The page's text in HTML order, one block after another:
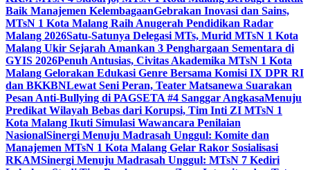
Baik Manajemen KelembagaanGebrakan Inovasi dan Sains,
MTsN 1 Kota Malang Raih Anugerah Pendidikan Radar
Malang 2026Satu-Satunya Delegasi MTs, Murid MTsN 1 Kota
Malang Ukir Sejarah Amankan 3 Penghargaan Sementara di
GYIS 2026Penuh Antusias, Civitas Akademika MTsN 1 Kota
Malang Gelorakan Edukasi Genre Bersama Komisi IX DPR RI
dan BKKBNLewat Seni Peran, Teater Matsanewa Suarakan
Pesan Anti-Bullying di PAGSETA #4 Sanggar AngkasaMenuju
Predikat Wilayah Bebas dari Korupsi, Tim Inti ZI MTsN 1
Kota Malang Ikuti Simulasi Wawancara Penilaian
NasionalSinergi Menuju Madrasah Unggul: Komite dan
Manajemen MTsN 1 Kota Malang Gelar Rakor Sosialisasi
RKAMSinergi Menuju Madrasah Unggul: MTsN 7 Kediri